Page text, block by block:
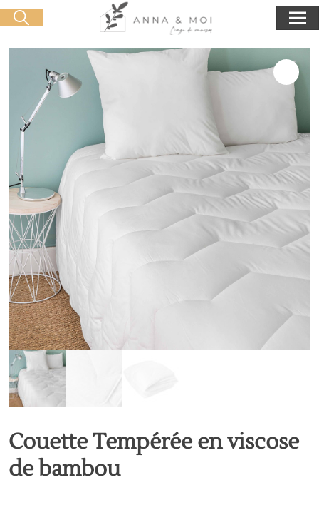
Livraison offerte dès 60€ d'achat 0,00€
Lancer la recherche
Couette Tempérée en viscose
de bambou